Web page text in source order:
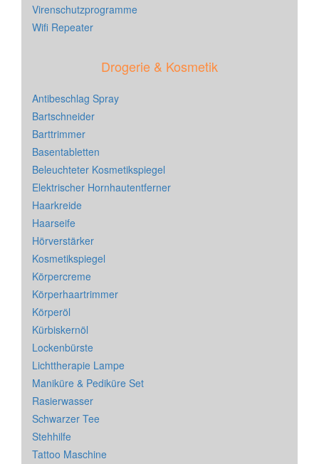
Virenschutzprogramme
Wifi Repeater
Drogerie & Kosmetik
Antibeschlag Spray
Bartschneider
Barttrimmer
Basentabletten
Beleuchteter Kosmetikspiegel
Elektrischer Hornhautentferner
Haarkreide
Haarseife
Hörverstärker
Kosmetikspiegel
Körpercreme
Körperhaartrimmer
Körperöl
Kürbiskernöl
Lockenbürste
Lichttherapie Lampe
Maniküre & Pediküre Set
Rasierwasser
Schwarzer Tee
Stehhilfe
Tattoo Maschine